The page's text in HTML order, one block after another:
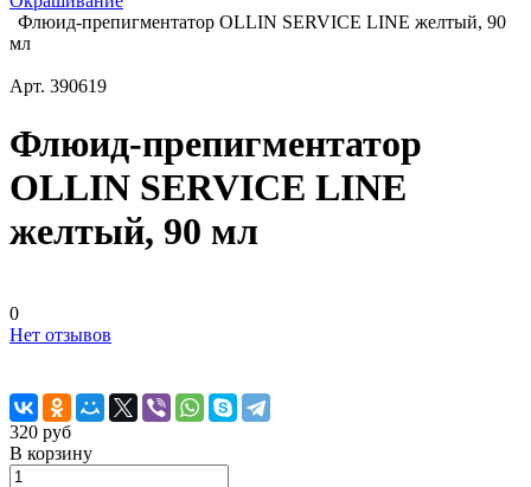
Флюид-препигментатор OLLIN SERVICE LINE желтый, 90
мл
Арт. 390619
Флюид-препигментатор
OLLIN SERVICE LINE
желтый, 90 мл
0
Нет отзывов
320 руб
В корзину